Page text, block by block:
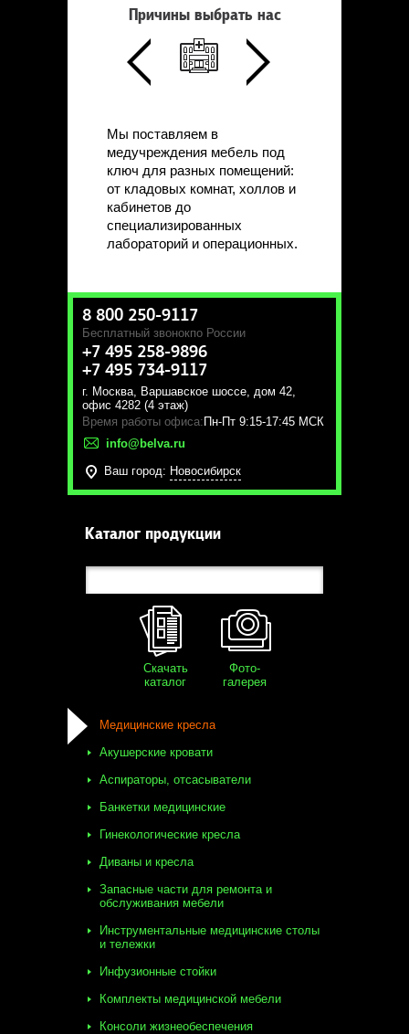
Причины выбрать нас
Мы поставляем в
медучреждения мебель под
ключ для разных помещений:
от кладовых комнат, холлов и
кабинетов до
специализированных
лабораторий и операционных.
8 800 250-9117
Бесплатный звонокпо России
+7 495 258-9896
+7 495 734-9117
г. Москва, Варшавское шоссе, дом 42,
офис 4282 (4 этаж)
Время работы офиса: Пн-Пт 9:15-17:45 МСК
info@belva.ru
Ваш город: Новосибирск
Каталог продукции
Скачать
каталог
Фото-
галерея
Медицинские кресла
Акушерские кровати
Аспираторы, отсасыватели
Банкетки медицинские
Гинекологические кресла
Диваны и кресла
Запасные части для ремонта и
обслуживания мебели
Инструментальные медицинские столы
и тележки
Инфузионные стойки
Комплекты медицинской мебели
Консоли жизнеобеспечения